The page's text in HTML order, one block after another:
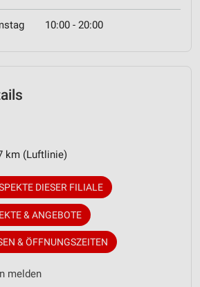
10:00 - 20:00
km (Luftlinie)
DIESER FILIALE
& ANGEBOTE
& ÖFFNUNGSZEITEN
melden